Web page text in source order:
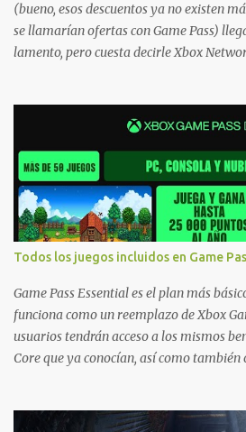
(bueno, esos descuentos ya no existen
se llamarían ofertas con Game Pass)
lamento, pero cuesta decirle Xbox
jugarlos y mantener un progreso
Xbox, y tenemos un listado de juegos
necesitas una mano con las compras?
o en vídeo para que se quiten todas las
hacer compras en Xbox . Podes
de promociones desde xbox.com. El post
actualizaciones regulares o cambios
- Argentina Ofertas - Chile Ofertas -
Ofertas - Estados Unidos Ofertas -
Xbox One también aplican a Xbox Series,
Todos los juegos incluidos en Game
Game Pass Essential es el plan más
funciona como un reemplazo de Xbox
usuarios tendrán acceso a los mismos
Core que ya conocían, así como
que están en Xbox y PC, que van desde